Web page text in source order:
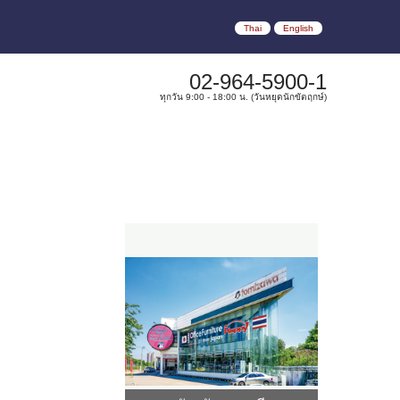
Thai English
02-964-5900-1
ทุกวัน 9:00 - 18:00 น. (วันหยุดนักขัตฤกษ์)